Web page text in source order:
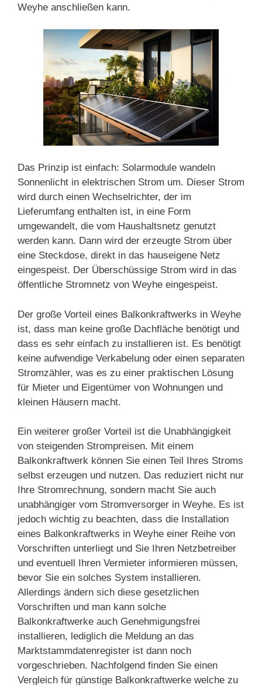
Weyhe anschließen kann.
Das Prinzip ist einfach: Solarmodule wandeln
Sonnenlicht in elektrischen Strom um. Dieser Strom
wird durch einen Wechselrichter, der im
Lieferumfang enthalten ist, in eine Form
umgewandelt, die vom Haushaltsnetz genutzt
werden kann. Dann wird der erzeugte Strom über
eine Steckdose, direkt in das hauseigene Netz
eingespeist. Der Überschüssige Strom wird in das
öffentliche Stromnetz von Weyhe eingespeist.
Der große Vorteil eines Balkonkraftwerks in Weyhe
ist, dass man keine große Dachfläche benötigt und
dass es sehr einfach zu installieren ist. Es benötigt
keine aufwendige Verkabelung oder einen separaten
Stromzähler, was es zu einer praktischen Lösung
für Mieter und Eigentümer von Wohnungen und
kleinen Häusern macht.
Ein weiterer großer Vorteil ist die Unabhängigkeit
von steigenden Strompreisen. Mit einem
Balkonkraftwerk können Sie einen Teil Ihres Stroms
selbst erzeugen und nutzen. Das reduziert nicht nur
Ihre Stromrechnung, sondern macht Sie auch
unabhängiger vom Stromversorger in Weyhe. Es ist
jedoch wichtig zu beachten, dass die Installation
eines Balkonkraftwerks in Weyhe einer Reihe von
Vorschriften unterliegt und Sie Ihren Netzbetreiber
und eventuell Ihren Vermieter informieren müssen,
bevor Sie ein solches System installieren.
Allerdings ändern sich diese gesetzlichen
Vorschriften und man kann solche
Balkonkraftwerke auch Genehmigungsfrei
installieren, lediglich die Meldung an das
Marktstammdatenregister ist dann noch
vorgeschrieben. Nachfolgend finden Sie einen
Vergleich für günstige Balkonkraftwerke welche zu